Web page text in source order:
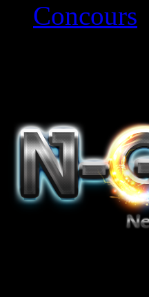
Concours